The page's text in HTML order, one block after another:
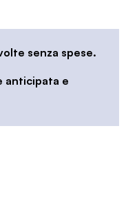
senza spese.
anticipata e